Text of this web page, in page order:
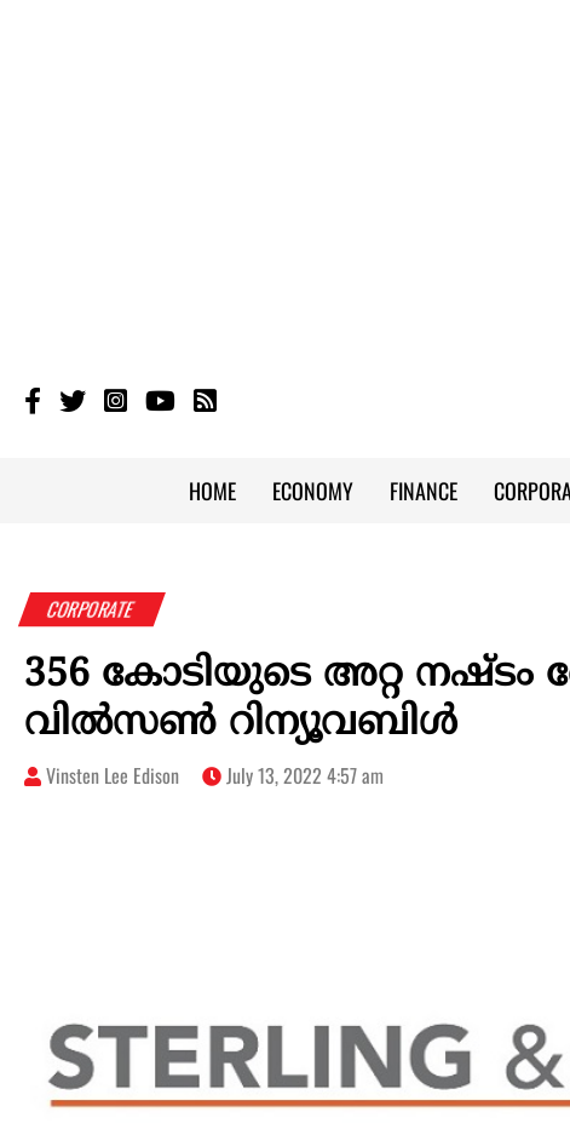
HOME ECONOMY FINANCE
CORPORATE
356 കോടിയുടെ അറ്റ ​​നഷ്ടം
വിൽസൺ റിന്യൂവബിൾ
Vinsten Lee Edison July 13, 2022 4:57 am